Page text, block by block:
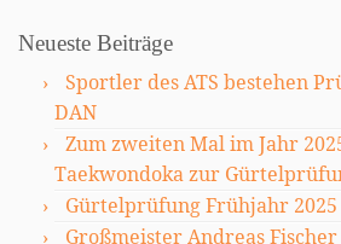
Neueste Beiträge
Sportler des ATS bestehen
DAN
Zum zweiten Mal im Jahr
Taekwondoka zur
Gürtelprüfung Frühjahr 2025
Großmeister Andreas